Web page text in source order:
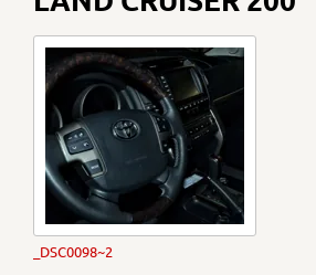
_DSC0098~2